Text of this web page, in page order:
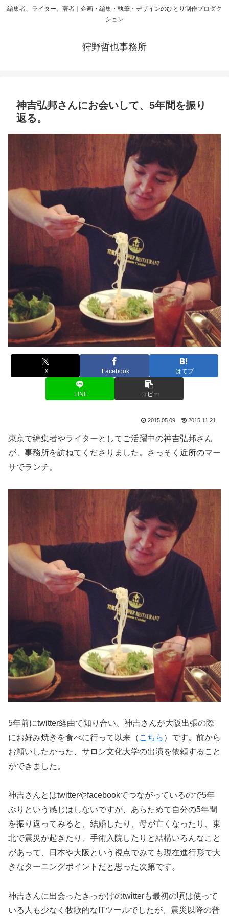
編集者、ライター、著者｜企画・編集・執筆・デザインのひとり制作プロダク
ション
狩野哲也事務所
神吉弘邦さんにお会いして、5年間を振り
返る。
X Facebook はてブ
LINE コピー
2015.05.09 2015.11.21
東京で編集者やライターとしてご活躍中の神吉弘邦さん
が、事務所を訪ねてくださりました。さっそく近所のマー
サでランチ。
5年前にtwitter経由で知り合い、神吉さんが大阪出張の際
にお好み焼きを食べに行って以来（ こちら ）です。前から
お願いしたかった、サロン文化大学の出演を依頼すること
ができました。
神吉さんとはtwitterやfacebookでつながっているので5年
ぶりという感じはしないですが、あらためて自分の5年間
を振り返ってみると、結婚したり、母が亡くなったり、東
北で震災が起きたり、手術入院したりと結構いろんなこと
があって、日本や大阪という視点でみても現在進行形で大
きなターニングポイントだと思った次第です。
神吉さんに出会ったきっかけのtwitterも最初の頃は使って
いる人も少なく牧歌的なITツールでしたが、震災以降の普